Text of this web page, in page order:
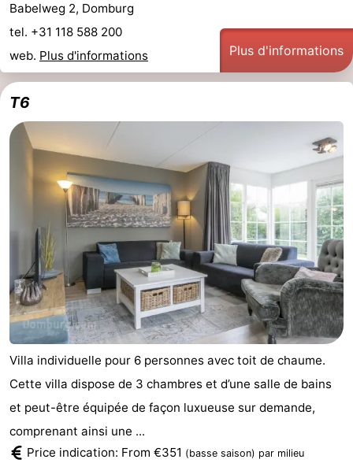
Babelweg 2, Domburg
tel. +31 118 588 200
web. Plus d'informations Plus d'informations
T6
Villa individuelle pour 6 personnes avec toit de chaume.
Cette villa dispose de 3 chambres et d’une salle de bains
et peut-être équipée de façon luxueuse sur demande,
comprenant ainsi une ...
Price indication: From €351 (basse saison) par milieu